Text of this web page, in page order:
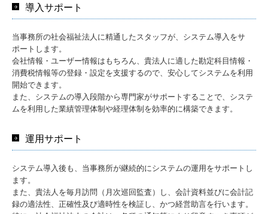
導入サポート
当事務所の社会福祉法人に精通したスタッフが、システム導入をサ
ポートします。
会社情報・ユーザー情報はもちろん、貴法人に適した勘定科目情報・
消費税情報等の登録・設定を支援するので、安心してシステムを利用
開始できます。
また、システムの導入段階から専門家がサポートすることで、システ
ムを利用した業績管理体制や経理体制を効率的に構築できます。
運用サポート
システム導入後も、当事務所が継続的にシステムの運用をサポートし
ます。
また、貴法人を毎月訪問（月次巡回監査）し、会計資料並びに会計記
録の適法性、正確性及び適時性を検証し、かつ経営助言を行います。